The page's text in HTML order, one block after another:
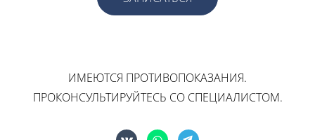
ИМЕЮТСЯ ПРОТИВОПОКАЗАНИЯ.
ПРОКОНСУЛЬТИРУЙТЕСЬ СО СПЕЦИАЛИСТОМ.